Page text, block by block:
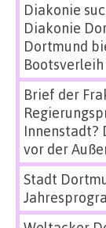
Diakonie
Diakonie
Dortmund
Brief der
Innenstadt?
vor der
Stadt